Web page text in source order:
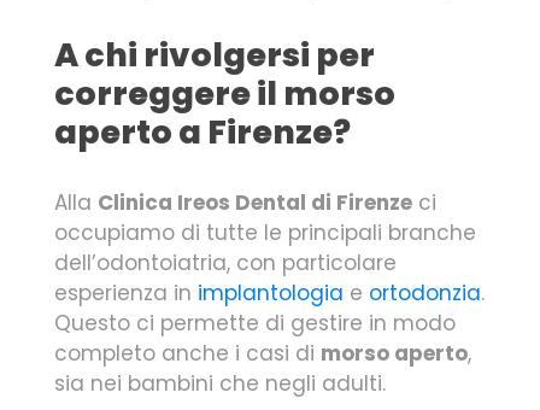
A chi rivolgersi per
correggere il morso
aperto a Firenze?
Alla Clinica Ireos Dental di Firenze ci
occupiamo di tutte le principali branche
dell’odontoiatria, con particolare
esperienza in implantologia e ortodonzia.
Questo ci permette di gestire in modo
completo anche i casi di morso aperto,
sia nei bambini che negli adulti.